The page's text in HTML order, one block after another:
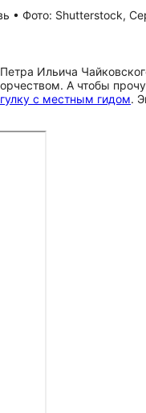
• Фото: Shutterstock,
Ильича
А чтобы
с местным гидом.